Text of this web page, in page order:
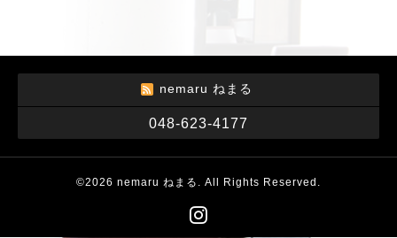
nemaru ねまる
048-623-4177
©2026 nemaru ねまる . All Rights Reserved.